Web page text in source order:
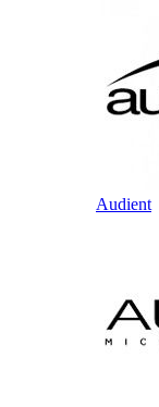
Audient